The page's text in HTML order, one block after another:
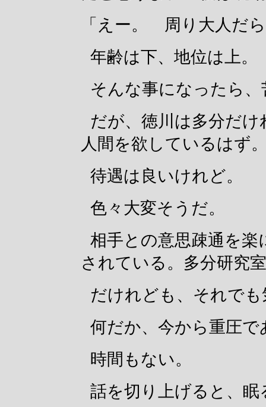
「えー。 周り大人だ
年齢は下、地位は上。
そんな事になったら
だが、徳川は多分だ
人間を欲しているはず
待遇は良いけれど。
色々大変そうだ。
相手との意思疎通を
されている。多分研究
だけれども、それで
何だか、今から重圧で
時間もない。
話を切り上げると、眠